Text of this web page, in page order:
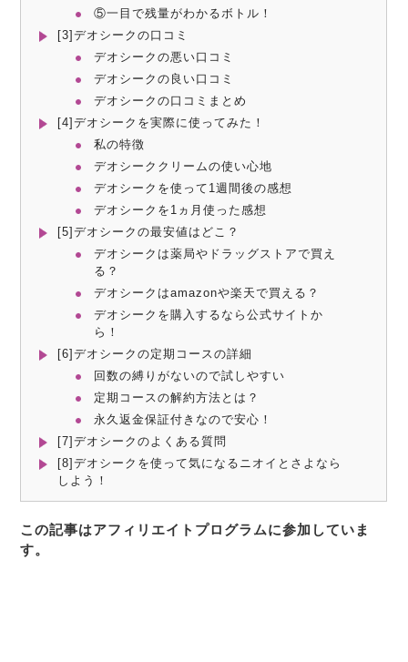
⑤一目で残量がわかるボトル！
[3]デオシークの口コミ
デオシークの悪い口コミ
デオシークの良い口コミ
デオシークの口コミまとめ
[4]デオシークを実際に使ってみた！
私の特徴
デオシーククリームの使い心地
デオシークを使って1週間後の感想
デオシークを1ヵ月使った感想
[5]デオシークの最安値はどこ？
デオシークは薬局やドラッグストアで買え
る？
デオシークはamazonや楽天で買える？
デオシークを購入するなら公式サイトか
ら！
[6]デオシークの定期コースの詳細
回数の縛りがないので試しやすい
定期コースの解約方法とは？
永久返金保証付きなので安心！
[7]デオシークのよくある質問
[8]デオシークを使って気になるニオイとさよなら
しよう！
この記事はアフィリエイトプログラムに参加していま
す。